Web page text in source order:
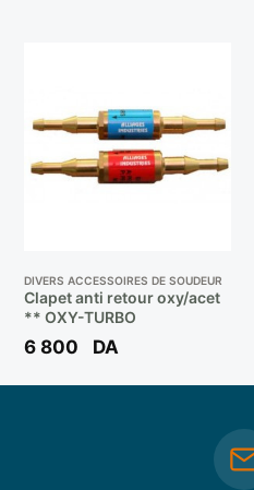
DIVERS ACCESSOIRES DE SOUDEUR
Clapet anti retour oxy/acet
** OXY-TURBO
6 800 DA